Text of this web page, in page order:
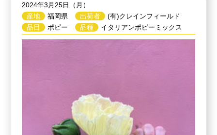
2024年3月25日（月）
産地
福岡県
品目
ポピー
出荷者
(有)クレインフィールド
品種
イタリアンポピーミックス